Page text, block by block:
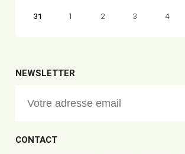
31
1 2 3 4
NEWSLETTER
CONTACT